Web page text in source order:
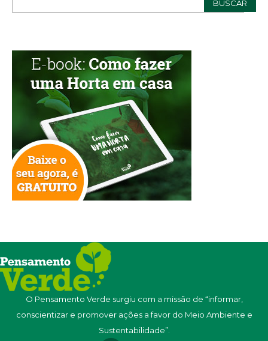
O Pensamento Verde surgiu com a missão de “informar,
conscientizar e promover ações a favor do Meio Ambiente e
Sustentabilidade”.